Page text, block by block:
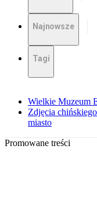
Najnowsze
Tagi
Wielkie Muzeum
Zdjęcia
miasto
Promowane treści